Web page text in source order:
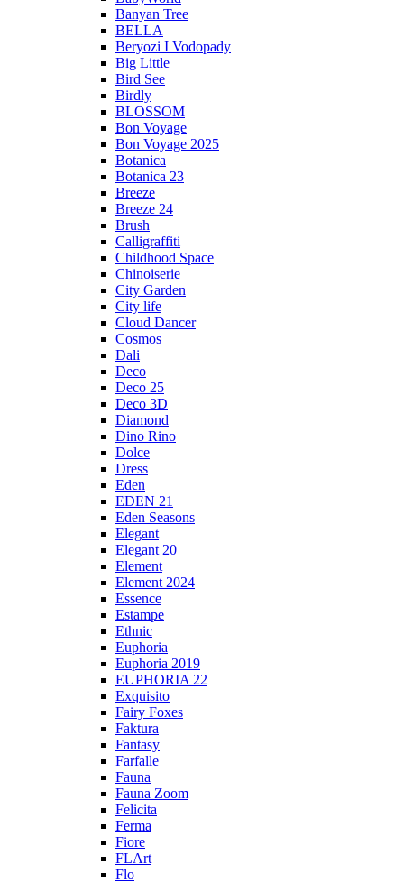
Banyan Tree
BELLA
Beryozi I Vodopady
Big Little
Bird See
Birdly
BLOSSOM
Bon Voyage
Bon Voyage 2025
Botanica
Botanica 23
Breeze
Breeze 24
Brush
Calligraffiti
Childhood Space
Chinoiserie
City Garden
City life
Cloud Dancer
Cosmos
Dali
Deco
Deco 25
Deco 3D
Diamond
Dino Rino
Dolce
Dress
Eden
EDEN 21
Eden Seasons
Elegant
Elegant 20
Element
Element 2024
Essence
Estampe
Ethnic
Euphoria
Euphoria 2019
EUPHORIA 22
Exquisito
Fairy Foxes
Faktura
Fantasy
Farfalle
Fauna
Fauna Zoom
Felicita
Ferma
Fiore
FLArt
Flo